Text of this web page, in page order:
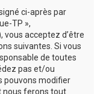
ci-après par
TP »,
acceptez d’être
suivantes. Si vous
de toutes
pas et/ou
pouvons modifier
nous ferons tout